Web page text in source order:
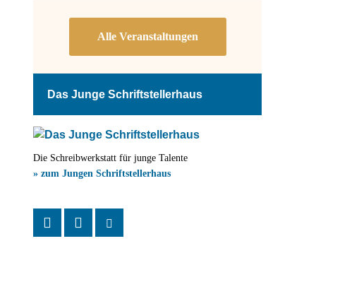
Das Junge Schriftstellerhaus
Die Schreibwerkstatt für junge Talente
» zum Jungen Schriftstellerhaus